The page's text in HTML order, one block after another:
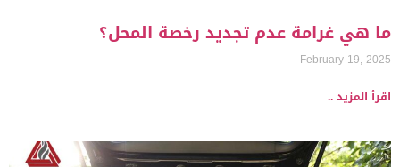
ما هي غرامة عدم تجديد رخصة المحل؟
February 19, 2025
اقرأ المزيد ..